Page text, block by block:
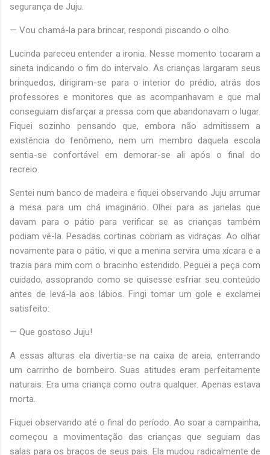
segurança de Juju.
— Vou chamá-la para brincar, respondi piscando o olho.
Lucinda pareceu entender a ironia. Nesse momento tocaram a
sineta indicando o fim do intervalo. As crianças largaram seus
brinquedos, dirigiram-se para o interior do prédio, atrás dos
professores e monitores que as acompanhavam e que mal
conseguiam disfarçar a pressa com que abandonavam o lugar.
Fiquei sozinho pensando que, embora não admitissem a
existência do fenômeno, nem um membro daquela escola
sentia-se confortável em demorar-se ali após o final do
recreio.
Sentei num banco de madeira e fiquei observando Juju arrumar
a mesa para um chá imaginário. Olhei para as janelas que
davam para o pátio para verificar se as crianças também
podiam vê-la. Pesadas cortinas cobriam as vidraças. Ao olhar
novamente para o pátio, vi que a menina servira uma xícara e a
trazia para mim com o bracinho estendido. Peguei a peça com
cuidado, assoprando como se quisesse esfriar seu conteúdo
antes de levá-la aos lábios. Fingi tomar um gole e exclamei
satisfeito:
— Que gostoso Juju!
A essas alturas ela divertia-se na caixa de areia, enterrando
um carrinho de bombeiro. Suas atitudes eram perfeitamente
naturais. Era uma criança como outra qualquer. Apenas estava
morta.
Fiquei observando até o final do período. Ao soar a campainha,
começou a movimentação das crianças que seguiam das
salas para os braços de seus pais. Ela mudou radicalmente de